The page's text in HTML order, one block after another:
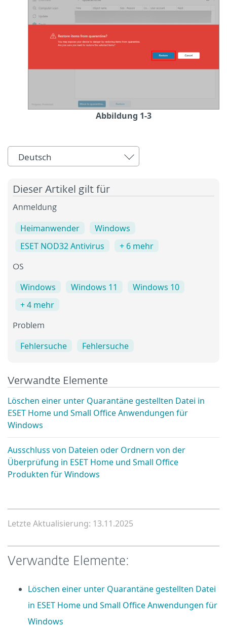
Abbildung 1-3
Deutsch
Dieser Artikel gilt für
Anmeldung
Heimanwender
Windows
ESET NOD32 Antivirus
+ 6 mehr
OS
Windows Windows 11
Windows 10
+ 4 mehr
Problem
Fehlersuche Fehlersuche
Verwandte Elemente
Löschen einer unter Quarantäne gestellten Datei in
ESET Home und Small Office Anwendungen für
Windows
Ausschluss von Dateien oder Ordnern von der
Überprüfung in ESET Home und Small Office
Produkten für Windows
Letzte Aktualisierung: 13.11.2025
Verwandte Elemente:
Löschen einer unter Quarantäne gestellten Datei
in ESET Home und Small Office Anwendungen für
Windows